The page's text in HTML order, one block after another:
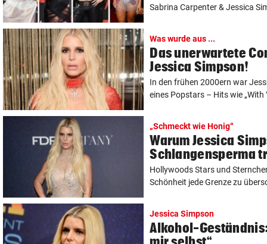
Sabrina Carpenter & Jessica
Was wurde aus ...
Das unerwartete
Jessica Simpson!
In den frühen 2000ern war
eines Popstars – Hits wie „With
„Schmeckt wie Honig“
Warum Jessica
Schlangensperma
Hollywoods Stars und
Schönheit jede Grenze zu
Jessica Simpson
Alkohol-